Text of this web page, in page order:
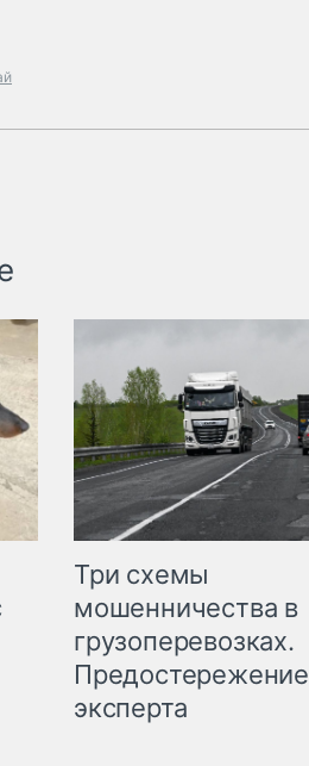
Три схемы
мошенничества в
грузоперевозках.
Предостережение
эксперта